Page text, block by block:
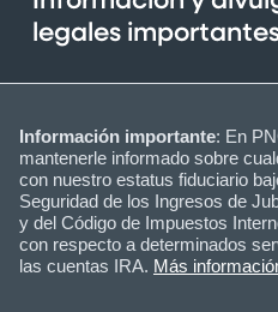
legales
Información importante: En
mantenerle informado sobre
con nuestro estatus fiduciario
Seguridad de los Ingresos de
y del Código de Impuestos
con respecto a determinados
las cuentas IRA. Más